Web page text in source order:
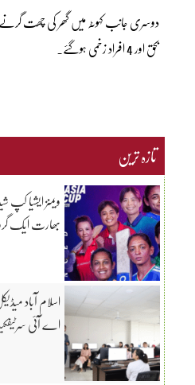
دوسری جانب کہوٹہ میں گھر کی چھت
بحق اور 4 افراد زخمی ہوگئے۔
تازہ ترین
ویمنز ایشیا کپ
بھارت ایک
اسلام آباد
اے آئی